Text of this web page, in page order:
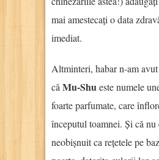
mai amestecați o data
imediat.
Altminteri, habar n-am
că Mu-Shueste numele
foarte parfumate, care
începutul toamnei. Și că nu
neobișnuit ca rețetele pe